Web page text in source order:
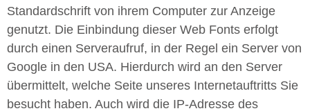
Standardschrift von ihrem Computer zur Anzeige
genutzt. Die Einbindung dieser Web Fonts erfolgt
durch einen Serveraufruf, in der Regel ein Server von
Google in den USA. Hierdurch wird an den Server
übermittelt, welche Seite unseres Internetauftritts Sie
besucht haben. Auch wird die IP-Adresse des